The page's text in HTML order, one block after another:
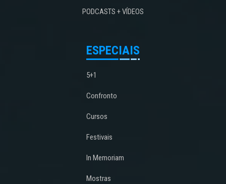
PODCASTS + VÍDEOS
ESPECIAIS
5+1
Confronto
Cursos
Festivais
In Memoriam
Mostras